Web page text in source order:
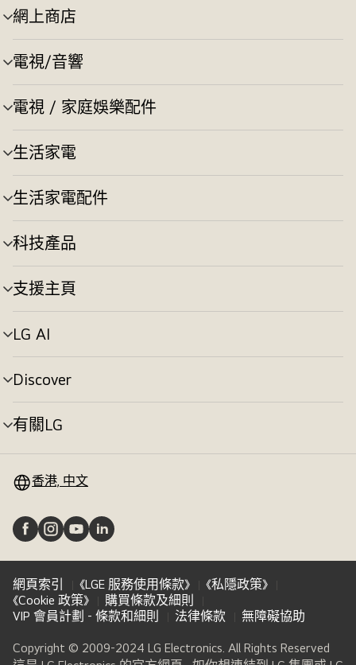
網上商店
選
單
切
換
電視/音響
選
單
切
換
電視 / 家庭娛樂配件
選
單
切
換
生活家電
選
單
切
換
生活家電配件
選
單
切
換
科技產品
選
單
切
換
支援主頁
選
單
切
換
LG AI
選
單
切
換
Discover
選
單
切
換
有關LG
選
換 香港, 中文
網頁索引 《LGE 服務使用條款》
《私隱政策》
《Cookie 政策》
購買條款及細則
VIP 會員計劃 - 條款和細則
法律條款 無障礙協助
Copyright © 2009-2024 LG Electronics. All Rights Reserved